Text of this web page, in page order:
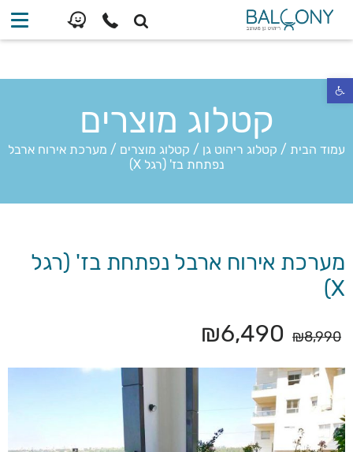
פתח סרגל נגישות
קטלוג מוצרים
עמוד הבית / קטלוג ריהוט גן / קטלוג מוצרים / מערכת אירוח ארבל
נפתחת בז' (רגל X)
מערכת אירוח ארבל נפתחת בז' (רגל
X)
₪8,990
₪6,490